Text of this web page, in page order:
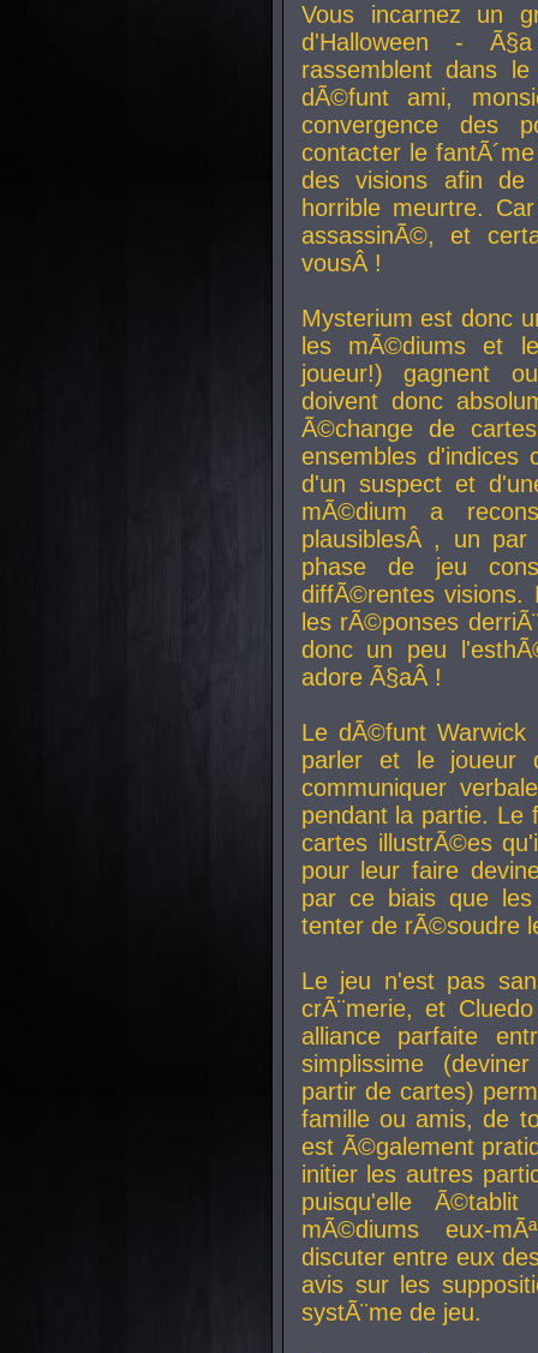
Vous incarnez un
d'Halloween -
rassemblent dans
dÃ©funt ami,
convergence des
contacter le
des visions afin
horrible meurtre.
assassinÃ©, et
vousÂ !
Mysterium est donc
les mÃ©diums et
joueur!) gagnent
doivent donc
Ã©change de
ensembles d'indices
d'un suspect et
mÃ©dium a
plausiblesÂ , un par
phase de jeu
diffÃ©rentes visions.
les rÃ©ponses
donc un peu
adore Ã§aÂ !
Le dÃ©funt Warwick
parler et le joueur
communiquer
pendant la partie. Le
cartes illustrÃ©es
pour leur faire
par ce biais que
tenter de rÃ©soudre
Le jeu n'est pas
crÃ¨merie, et
alliance parfaite
simplissime
partir de cartes)
famille ou amis, de
est Ã©galement
initier les autres
puisqu'elle
mÃ©diums eux-
discuter entre eux
avis sur les
systÃ¨me de jeu.